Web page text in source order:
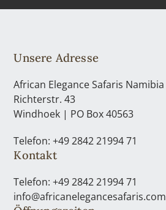
Unsere Adresse
African Elegance Safaris Namibia
Richterstr. 43
Windhoek | PO Box 40563
Telefon: +49 2842 21994 71
Kontakt
Telefon: +49 2842 21994 71
info@africanelegancesafaris.com